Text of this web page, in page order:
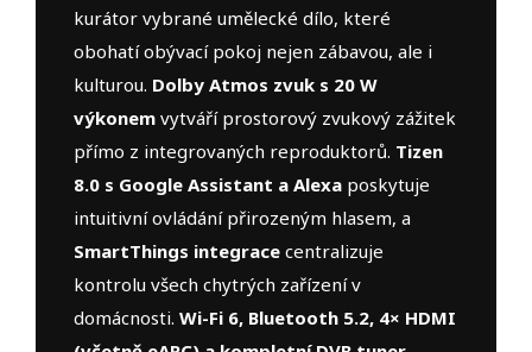
kurátor vybrané umělecké dílo, které
obohatí obývací pokoj nejen zábavou, ale i
kulturou. Dolby Atmos zvuk s 20 W
výkonem vytváří prostorový zvukový zážitek
přímo z integrovaných reproduktorů. Tizen
8.0 s Google Assistant a Alexa poskytuje
intuitivní ovládání přirozeným hlasem, a
SmartThings integrace centralizuje
kontrolu všech chytrých zařízení v
domácnosti. Wi-Fi 6, Bluetooth 5.2, 4× HDMI